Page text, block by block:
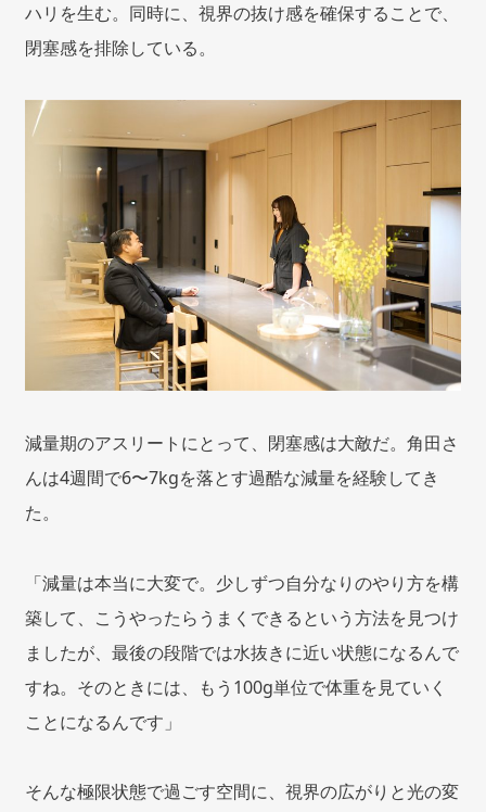
ハリを生む。同時に、視界の抜け感を確保することで、
閉塞感を排除している。
減量期のアスリートにとって、閉塞感は大敵だ。角田さ
んは4週間で6〜7kgを落とす過酷な減量を経験してき
た。
「減量は本当に大変で。少しずつ自分なりのやり方を構
築して、こうやったらうまくできるという方法を見つけ
ましたが、最後の段階では水抜きに近い状態になるんで
すね。そのときには、もう100g単位で体重を見ていく
ことになるんです」
そんな極限状態で過ごす空間に、視界の広がりと光の変